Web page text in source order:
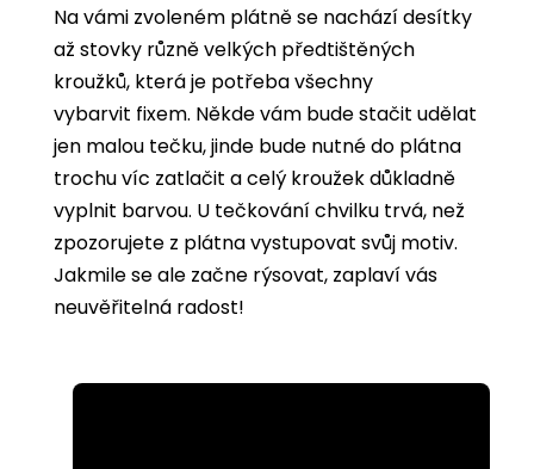
Na vámi zvoleném plátně se nachází desítky
až stovky různě velkých předtištěných
kroužků, která je potřeba všechny
vybarvit fixem. Někde vám bude stačit udělat
jen malou tečku, jinde bude nutné do plátna
trochu víc zatlačit a celý kroužek důkladně
vyplnit barvou. U tečkování chvilku trvá, než
zpozorujete z plátna vystupovat svůj motiv.
Jakmile se ale začne rýsovat, zaplaví vás
neuvěřitelná radost!